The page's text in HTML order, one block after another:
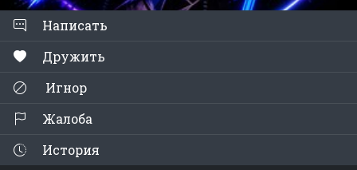
Написать
Дружить
Игнор
Жалоба
История